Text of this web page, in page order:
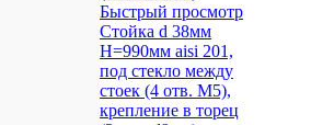
Быстрый просмотр
Стойка d 38мм
H=990мм aisi 201,
под стекло между
стоек (4 отв. М5),
крепление в торец